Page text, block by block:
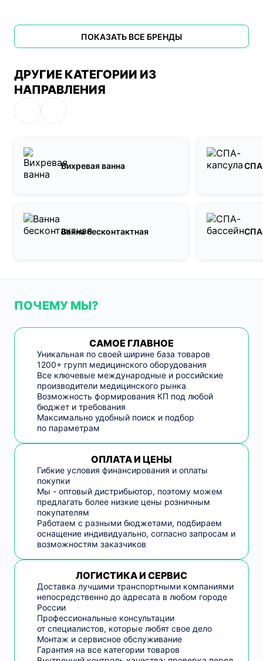
ПОКАЗАТЬ ВСЕ БРЕНДЫ
ДРУГИЕ КАТЕГОРИИ ИЗ
НАПРАВЛЕНИЯ
Вихревая ванна
Ванна бесконтактная
ПОЧЕМУ МЫ?
САМОЕ ГЛАВНОЕ
Уникальная по своей ширине база товаров
1200+ групп медицинского оборудования
Все ключевые международные и российские
производители медицинского рынка
Возможность формирования КП под любой
бюджет и требования
Максимально удобный поиск и подбор
по параметрам
ОПЛАТА И ЦЕНЫ
Гибкие условия финансирования и оплаты
покупки
Мы - оптовый дистрибьютор, поэтому можем
предлагать более низкие цены розничным
покупателям
Работаем с разными бюджетами, подбираем
оснащение индивидуально, согласно запросам и
возможностям заказчиков
ЛОГИСТИКА И СЕРВИС
Доставка лучшими транспортными компаниями
непосредственно до адресата в любом городе
России
Профессиональные консультации
от специалистов, которые любят свое дело
Монтаж и сервисное обслуживание
Гарантия на все категории товаров